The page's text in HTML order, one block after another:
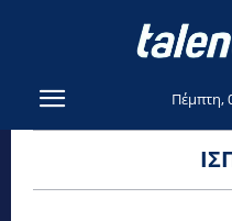
Πέμπτη,